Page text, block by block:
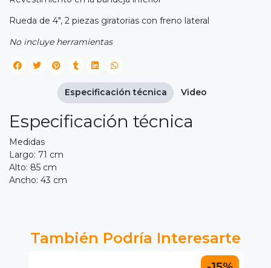
Rueda de 4", 2 piezas giratorias con freno lateral
No incluye herramientas
Especificación técnica
Medidas
Largo: 71 cm
Alto: 85 cm
Ancho: 43 cm
Especificación técnica Video
También Podría Interesarte